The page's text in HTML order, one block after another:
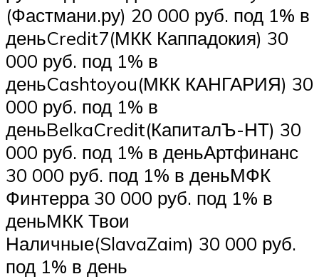
(Фастмани.ру) 20 000 руб. под 1% в
деньCredit7(МКК Каппадокия) 30
000 руб. под 1% в
деньCashtoyou(МКК КАНГАРИЯ) 30
000 руб. под 1% в
деньBelkaCredit(КапиталЪ-НТ) 30
000 руб. под 1% в деньАртфинанс
30 000 руб. под 1% в деньМФК
Финтерра 30 000 руб. под 1% в
деньМКК Твои
Наличные(SlavaZaim) 30 000 руб.
под 1% в день